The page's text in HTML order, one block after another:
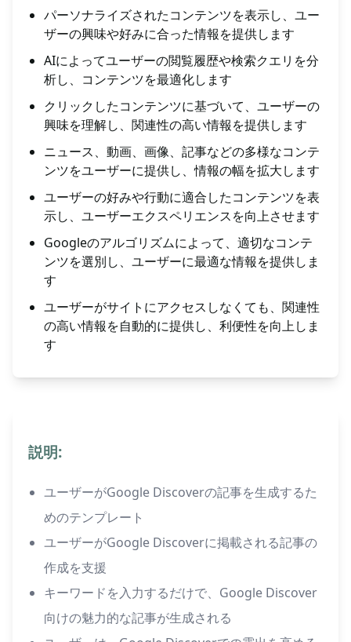
パーソナライズされたコンテンツを表示し、ユー
ザーの興味や好みに合った情報を提供します
AIによってユーザーの閲覧履歴や検索クエリを分
析し、コンテンツを最適化します
クリックしたコンテンツに基づいて、ユーザーの
興味を理解し、関連性の高い情報を提供します
ニュース、動画、画像、記事などの多様なコンテ
ンツをユーザーに提供し、情報の幅を拡大します
ユーザーの好みや行動に適合したコンテンツを表
示し、ユーザーエクスペリエンスを向上させます
Googleのアルゴリズムによって、適切なコンテ
ンツを選別し、ユーザーに最適な情報を提供しま
す
ユーザーがサイトにアクセスしなくても、関連性
の高い情報を自動的に提供し、利便性を向上しま
す
説明:
ユーザーがGoogle Discoverの記事を生成するた
めのテンプレート
ユーザーがGoogle Discoverに掲載される記事の
作成を支援
キーワードを入力するだけで、Google Discover
向けの魅力的な記事が生成される